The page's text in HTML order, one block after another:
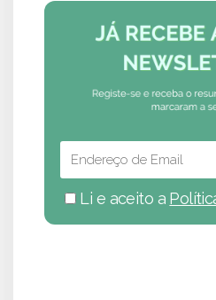
Li e aceito a